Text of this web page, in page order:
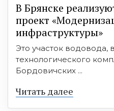
В Брянске
проект
инфраструктуры»
Это участок водовода,
технологического
Бордовичских ...
Читать далее